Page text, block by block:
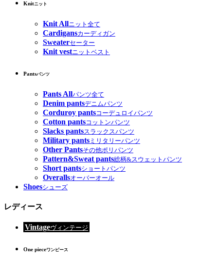
Knitニット
Knit Allニット全て
Cardigansカーディガン
Sweaterセーター
Knit vestニットベスト
Pantsパンツ
Pants Allパンツ全て
Denim pantsデニムパンツ
Corduroy pantsコーデュロイパンツ
Cotton pantsコットンパンツ
Slacks pantsスラックスパンツ
Military pants ミリタリーパンツ
Other Pantsその他ポリパンツ
Pattern&Sweat pants総柄&スウェットパンツ
Short pantsショートパンツ
Overallsオーバーオール
Shoesシューズ
レディース
Vintageヴィンテージ
One pieceワンピース